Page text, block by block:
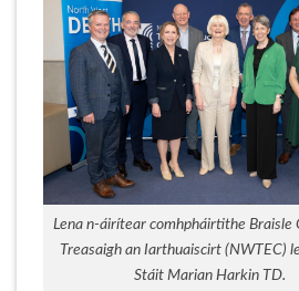
Lena n-áirítear comhpháirtithe Braisle
Treasaigh an Iarthuaiscirt (NWTEC)
Stáit Marian Harkin TD.